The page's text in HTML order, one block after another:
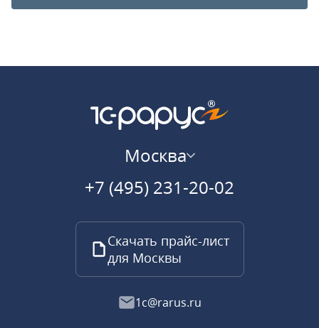
Москва
+7 (495) 231-20-02
Скачать прайс-лист
для Москвы
1c@rarus.ru